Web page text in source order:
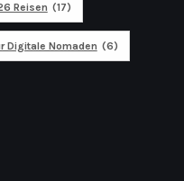
Reisen (17)
Digitale Nomaden (6)